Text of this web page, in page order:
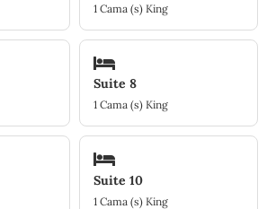
1 Cama (s) King
Suite 8
1 Cama (s) King
Suite 10
1 Cama (s) King